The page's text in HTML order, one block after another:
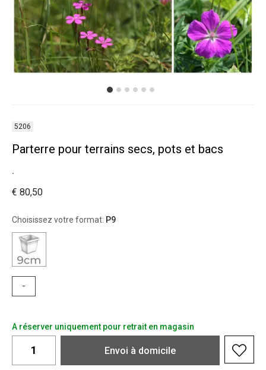
5206
Parterre pour terrains secs, pots et bacs
.
€ 80,50
Choisissez votre format: P9
-
A réserver uniquement pour retrait en magasin
Envoi à domicile